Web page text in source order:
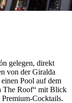
gelegen, direkt
von der Giralda
Pool auf dem
The Roof“ mit Blick
Cocktails.